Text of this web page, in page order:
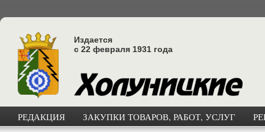
Издается
с 22 февраля 1931 года
РЕДАКЦИЯ ЗАКУПКИ ТОВАРОВ, РАБОТ, УСЛУГ